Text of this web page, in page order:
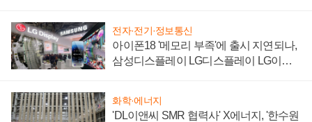
전자·전기·정보통신
아이폰18 '메모리 부족'에 출시 지연되나,
삼성디스플레이 LG디스플레이 LG이노
화학·에너지
'DL이앤씨 SMR 협력사' X에너지, '한수원